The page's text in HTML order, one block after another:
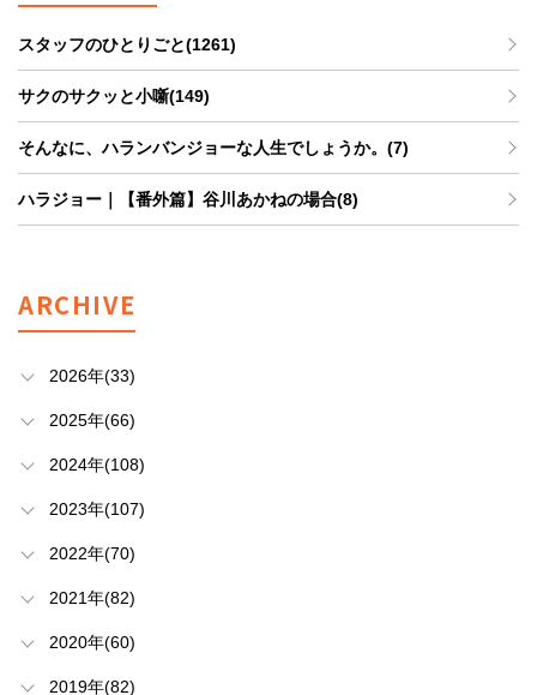
スタッフのひとりごと(1261)
サクのサクッと小噺(149)
そんなに、ハランバンジョーな人生でしょうか。(7)
ハラジョー｜【番外篇】谷川あかねの場合(8)
ARCHIVE
2026年(33)
2025年(66)
2024年(108)
2023年(107)
2022年(70)
2021年(82)
2020年(60)
2019年(82)